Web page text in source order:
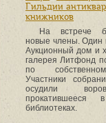
Гильдии
книжников
На встрече
новые члены. Один
Аукционный дом и
галерея Литфонд
по
Участники
осудили
прокатившееся
библиотеках.